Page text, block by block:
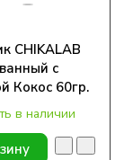
CHIKALAB
с
Кокос 60гр.
в наличии